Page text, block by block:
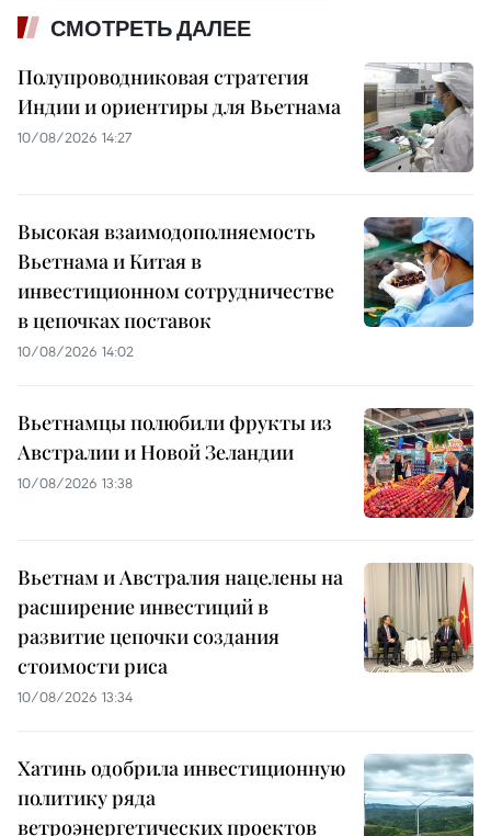
СМОТРЕТЬ ДАЛЕЕ
Полупроводниковая стратегия
Индии и ориентиры для Вьетнама
10/08/2026 14:27
Высокая взаимодополняемость
Вьетнама и Китая в
инвестиционном сотрудничестве
в цепочках поставок
10/08/2026 14:02
Вьетнамцы полюбили фрукты из
Австралии и Новой Зеландии
10/08/2026 13:38
Вьетнам и Австралия нацелены на
расширение инвестиций в
развитие цепочки создания
стоимости риса
10/08/2026 13:34
Хатинь одобрила инвестиционную
политику ряда
ветроэнергетических проектов